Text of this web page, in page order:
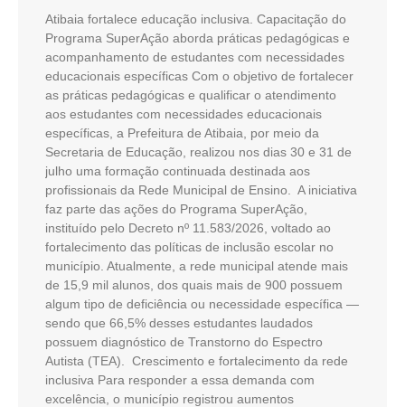
Atibaia fortalece educação inclusiva. Capacitação do
Programa SuperAção aborda práticas pedagógicas e
acompanhamento de estudantes com necessidades
educacionais específicas Com o objetivo de fortalecer
as práticas pedagógicas e qualificar o atendimento
aos estudantes com necessidades educacionais
específicas, a Prefeitura de Atibaia, por meio da
Secretaria de Educação, realizou nos dias 30 e 31 de
julho uma formação continuada destinada aos
profissionais da Rede Municipal de Ensino. A iniciativa
faz parte das ações do Programa SuperAção,
instituído pelo Decreto nº 11.583/2026, voltado ao
fortalecimento das políticas de inclusão escolar no
município. Atualmente, a rede municipal atende mais
de 15,9 mil alunos, dos quais mais de 900 possuem
algum tipo de deficiência ou necessidade específica —
sendo que 66,5% desses estudantes laudados
possuem diagnóstico de Transtorno do Espectro
Autista (TEA). Crescimento e fortalecimento da rede
inclusiva Para responder a essa demanda com
excelência, o município registrou aumentos